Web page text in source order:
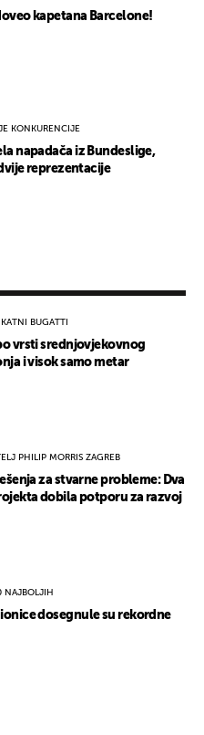
kapetana Barcelone!
KONKURENCIJE
napadača iz Bundeslige,
reprezentacije
BUGATTI
vrsti srednjovjekovnog
i visok samo metar
PHILIP MORRIS ZAGREB
za stvarne probleme: Dva
dobila potporu za razvoj
NAJBOLJIH
dosegnule su rekordne